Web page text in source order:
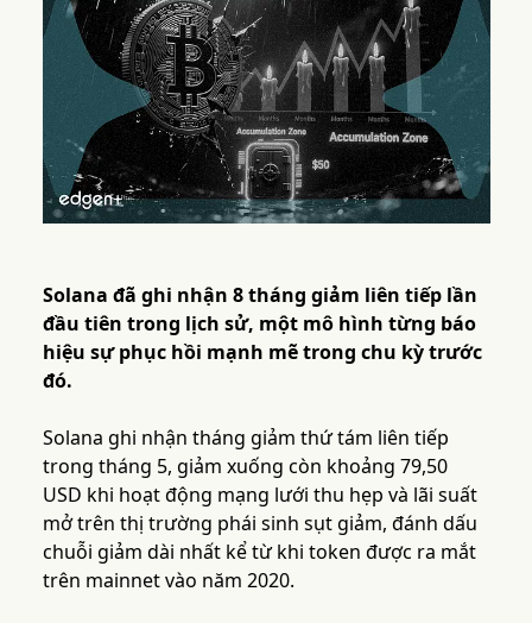
Solana đã ghi nhận 8 tháng giảm liên tiếp lần
đầu tiên trong lịch sử, một mô hình từng báo
hiệu sự phục hồi mạnh mẽ trong chu kỳ trước
đó.
Solana ghi nhận tháng giảm thứ tám liên tiếp
trong tháng 5, giảm xuống còn khoảng 79,50
USD khi hoạt động mạng lưới thu hẹp và lãi suất
mở trên thị trường phái sinh sụt giảm, đánh dấu
chuỗi giảm dài nhất kể từ khi token được ra mắt
trên mainnet vào năm 2020.